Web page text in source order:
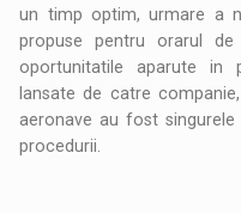
un timp optim, urmare a
propuse pentru orarul
oportunitatile aparute in
lansate de catre
aeronave au fost
procedurii.